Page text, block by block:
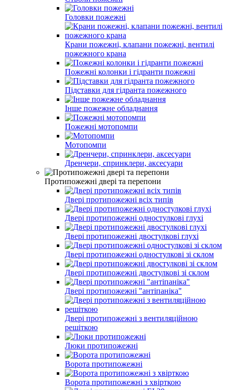
Головки пожежні
Крани пожежні, клапани пожежні, вентилі
пожежного крана
Пожежні колонки і гідранти пожежні
Підставки для гідранта пожежного
Інше пожежне обладнання
Пожежні мотопомпи
Мотопомпи
Дренчери, спринклери, аксесуари
Протипожежні двері та перепони
Двері протипожежні всіх типів
Двері протипожежні одностулкові глухі
Двері протипожежні двостулкові глухі
Двері протипожежні одностулкові зі склом
Двері протипожежні двостулкові зі склом
Двері протипожежні "антіпаніка"
Двері протипожежні з вентиляційною
решіткою
Люки протипожежні
Ворота протипожежні
Ворота протипожежні з хвірткою